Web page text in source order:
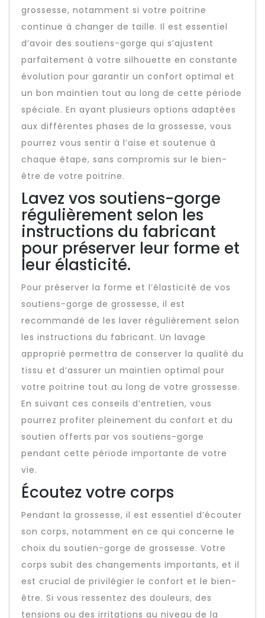
grossesse, notamment si votre poitrine
continue à changer de taille. Il est essentiel
d’avoir des soutiens-gorge qui s’ajustent
parfaitement à votre silhouette en constante
évolution pour garantir un confort optimal et
un bon maintien tout au long de cette période
spéciale. En ayant plusieurs options adaptées
aux différentes phases de la grossesse, vous
pourrez vous sentir à l’aise et soutenue à
chaque étape, sans compromis sur le bien-
être de votre poitrine.
Lavez vos soutiens-gorge
régulièrement selon les
instructions du fabricant
pour préserver leur forme et
leur élasticité.
Pour préserver la forme et l’élasticité de vos
soutiens-gorge de grossesse, il est
recommandé de les laver régulièrement selon
les instructions du fabricant. Un lavage
approprié permettra de conserver la qualité du
tissu et d’assurer un maintien optimal pour
votre poitrine tout au long de votre grossesse.
En suivant ces conseils d’entretien, vous
pourrez profiter pleinement du confort et du
soutien offerts par vos soutiens-gorge
pendant cette période importante de votre
vie.
Écoutez votre corps
Pendant la grossesse, il est essentiel d’écouter
son corps, notamment en ce qui concerne le
choix du soutien-gorge de grossesse. Votre
corps subit des changements importants, et il
est crucial de privilégier le confort et le bien-
être. Si vous ressentez des douleurs, des
tensions ou des irritations au niveau de la